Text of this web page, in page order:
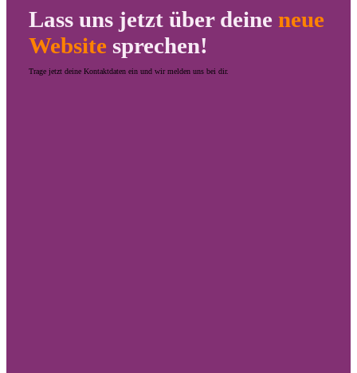
Lass uns jetzt über deineneue
Website sprechen!
Trage jetzt deine Kontaktdaten ein und wir melden uns bei dir.